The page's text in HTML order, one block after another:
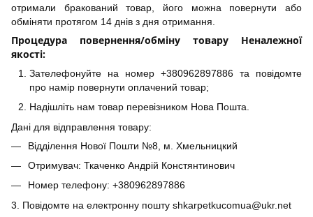
отримали бракований товар, його можна повернути або
обміняти протягом 14 днів з дня отримання.
Процедура повернення/обміну товару Неналежної
якості:
Зателефонуйте на номер +380962897886 та повідомте
про намір повернути оплачений товар;
Надішліть нам товар перевізником Нова Пошта.
Дані для відправлення товару:
Відділення Нової Пошти №8, м. Хмельницкий
Отримувач: Ткаченко Андрій Констянтинович
Номер телефону: +380962897886
3. Повідомте на електронну пошту shkarpetkucomua@ukr.net